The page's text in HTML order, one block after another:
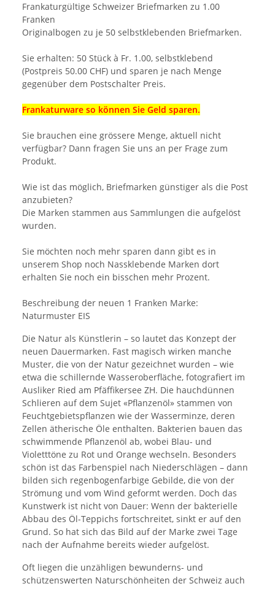
Frankaturgültige Schweizer Briefmarken zu 1.00
Franken
Originalbogen zu je 50 selbstklebenden Briefmarken.
Sie erhalten: 50 Stück à Fr. 1.00, selbstklebend
(Postpreis 50.00 CHF) und sparen je nach Menge
gegenüber dem Postschalter Preis.
Frankaturware so können Sie Geld sparen.
Sie brauchen eine grössere Menge, aktuell nicht
verfügbar? Dann fragen Sie uns an per Frage zum
Produkt.
Wie ist das möglich, Briefmarken günstiger als die Post
anzubieten?
Die Marken stammen aus Sammlungen die aufgelöst
wurden.
Sie möchten noch mehr sparen dann gibt es in
unserem Shop noch Nassklebende Marken dort
erhalten Sie noch ein bisschen mehr Prozent.
Beschreibung der neuen 1 Franken Marke:
Naturmuster EIS
Die Natur als Künstlerin – so lautet das Konzept der
neuen Dauermarken. Fast magisch wirken manche
Muster, die von der Natur gezeichnet wurden – wie
etwa die schillernde Wasseroberfläche, fotografiert im
Ausliker Ried am Pfäffikersee ZH. Die hauchdünnen
Schlieren auf dem Sujet «Pflanzenöl» stammen von
Feuchtgebietspflanzen wie der Wasserminze, deren
Zellen ätherische Öle enthalten. Bakterien bauen das
schwimmende Pflanzenöl ab, wobei Blau- und
Violetttöne zu Rot und Orange wechseln. Besonders
schön ist das Farbenspiel nach Niederschlägen – dann
bilden sich regenbogenfarbige Gebilde, die von der
Strömung und vom Wind geformt werden. Doch das
Kunstwerk ist nicht von Dauer: Wenn der bakterielle
Abbau des Öl-Teppichs fortschreitet, sinkt er auf den
Grund. So hat sich das Bild auf der Marke zwei Tage
nach der Aufnahme bereits wieder aufgelöst.
Oft liegen die unzähligen bewunderns- und
schützenswerten Naturschönheiten der Schweiz auch